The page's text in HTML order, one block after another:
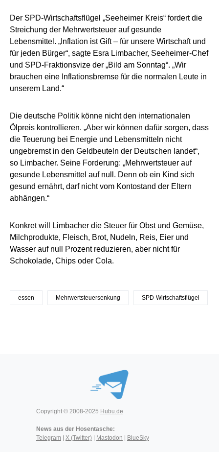
Der SPD-Wirtschaftsflügel „Seeheimer Kreis“ fordert die
Streichung der Mehrwertsteuer auf gesunde
Lebensmittel. „Inflation ist Gift – für unsere Wirtschaft und
für jeden Bürger“, sagte Esra Limbacher, Seeheimer-Chef
und SPD-Fraktionsvize der „Bild am Sonntag“. „Wir
brauchen eine Inflationsbremse für die normalen Leute in
unserem Land.“
Die deutsche Politik könne nicht den internationalen
Ölpreis kontrollieren. „Aber wir können dafür sorgen, dass
die Teuerung bei Energie und Lebensmitteln nicht
ungebremst in den Geldbeuteln der Deutschen landet“,
so Limbacher. Seine Forderung: „Mehrwertsteuer auf
gesunde Lebensmittel auf null. Denn ob ein Kind sich
gesund ernährt, darf nicht vom Kontostand der Eltern
abhängen.“
Konkret will Limbacher die Steuer für Obst und Gemüse,
Milchprodukte, Fleisch, Brot, Nudeln, Reis, Eier und
Wasser auf null Prozent reduzieren, aber nicht für
Schokolade, Chips oder Cola.
essen Mehrwertsteuersenkung SPD-Wirtschaftsflügel
Copyright © 2008-2025 Hubu.de
News aus der Hosentasche:
Telegram
X (Twitter) Mastodon BlueSky